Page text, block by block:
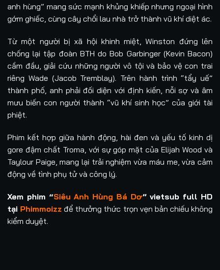
anh hùng” mang sức mạnh khủng khiếp nhưng ngoại hình
gớm ghiếc, cùng cây chổi lau nhà trở thành vũ khí diệt ác.
Từ một người bị xã hội khinh miệt, Winston đứng lên
chống lại tập đoàn BTH do Bob Garbinger (Kevin Bacon)
cầm đầu, giải cứu những người vô tội và bảo vệ con trai
riêng Wade (Jacob Tremblay). Trên hành trình “tẩy uế”
thành phố, anh phải đối diện với định kiến, nỗi sợ và âm
mưu biến con người thành “vũ khí sinh học” của giới tài
phiệt.
Phim kết hợp giữa hành động, hài đen và yếu tố kinh dị
gore đậm chất Troma, với sự góp mặt của Elijah Wood và
Taylour Paige, mang lại trải nghiệm vừa máu me, vừa cảm
động về tình phụ tử và công lý.
Xem phim “Siêu Anh Hùng Bá Dơ” vietsub full HD
tại Phimmoizz để thưởng thức trọn vẹn bản chiếu không
kiểm duyệt.